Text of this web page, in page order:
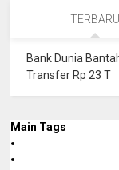
TERBARU
Bank Dunia
Transfer Rp 23 T
Main Tags